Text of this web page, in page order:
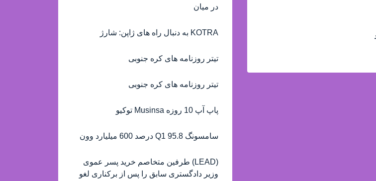
در میان
KOTRA به دنبال راه های ژاپن: شارژ
تیتر روزنامه های کره جنوبی
تیتر روزنامه های کره جنوبی
پاپ آپ 10 روزه Musinsa توکیو
سامسونگ Q1 95.8 درصد 600 میلیارد وون
(LEAD) طرفین متخاصم خرید پسر عموی
وزیر دادگستری سابق را پس از برکناری لغو